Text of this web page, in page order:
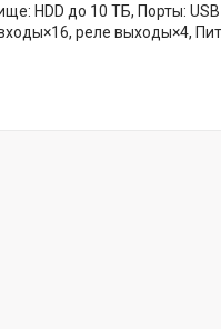
HDD до 10 ТБ, Порты: USB
реле выходы×4,